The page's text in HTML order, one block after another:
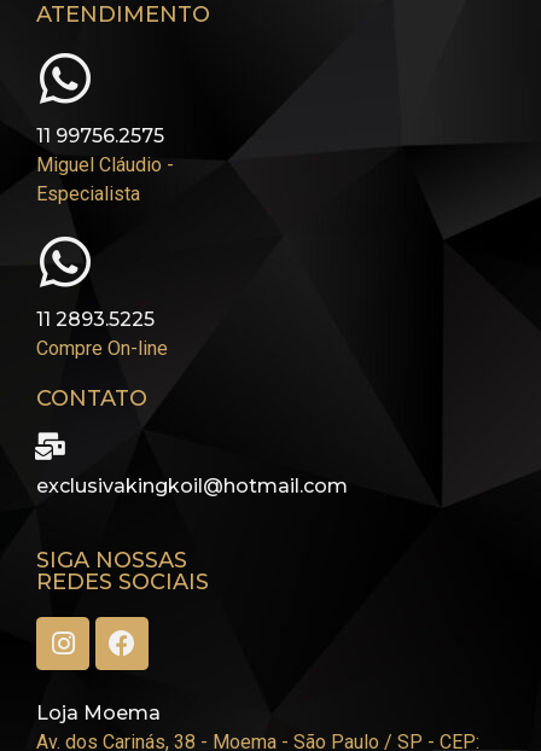
ATENDIMENTO
11 99756.2575
Miguel Cláudio -
Especialista
11 2893.5225
Compre On-line
CONTATO
exclusivakingkoil@hotmail.com
SIGA NOSSAS
REDES SOCIAIS
Loja Moema
Av. dos Carinás, 38 - Moema - São Paulo / SP - CEP: